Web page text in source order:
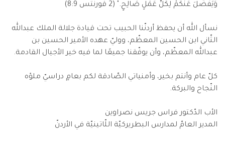
وَيَفْضُلَ عَنْكُمْ لِكُلِّ عَمَلٍ صَالِحٍ." (2 قورنتس 8:9)
نسأل الله أن يحفظ أردنّنا الحبيب تحت قيادة جلالة الملك عبدالله
الثّاني ابن الحسين المعظّم، ووليّ عهده الأمير الحسين بن
عبدالله المعظّم، وأن يوفّقنا جميعًا لما فيه خير الأجيال القادمة.
كلّ عام وأنتم بخير، وأمنياتي الصّادقة لكم بعامٍ دراسيّ ملؤه
النّجاح والبركة.
الأب الدّكتور فراس جريس نصراوين
المدير العامّ لمدارس البطريركيّة اللّاتينيّة في الأردنّ